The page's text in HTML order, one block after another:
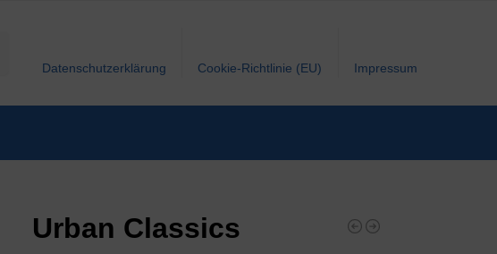
Datenschutzerklärung Cookie-Richtlinie (EU) Impressum
Urban Classics